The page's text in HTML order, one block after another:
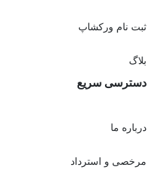
ثبت نام ورکشاپ
بلاگ
دسترسی سریع
درباره ما
مرخصی و استرداد